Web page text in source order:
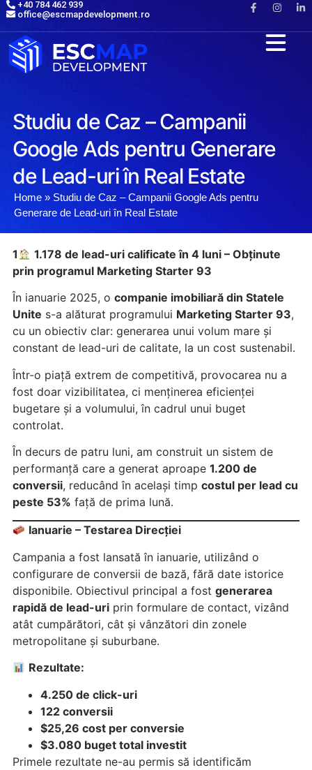
+40 784 462 939
office@escmapdevelopment.ro
Studiu de Caz – Campanii
Google Ads pentru Generare
de Lead-uri în Real Estate
Home» Studiu de Caz – Campanii Google Ads pentru
Generare de Lead-uri în Real Estate
1
1.178 de lead-uri calificate în 4 luni – Obținute
prin programul Marketing Starter 93
În ianuarie 2025, o companie imobiliară din Statele
Unite s-a alăturat programului Marketing Starter 93,
cu un obiectiv clar: generarea unui volum mare și
constant de lead-uri de calitate, la un cost sustenabil.
Într-o piață extrem de competitivă, provocarea nu a
fost doar vizibilitatea, ci menținerea eficienței
bugetare și a volumului, în cadrul unui buget
controlat.
În decurs de patru luni, am construit un sistem de
performanță care a generat aproape 1.200 de
conversii, reducând în același timp costul per lead cu
peste 53% față de prima lună.
Ianuarie – Testarea Direcției
Campania a fost lansată în ianuarie, utilizând o
configurare de conversii de bază, fără date istorice
disponibile. Obiectivul principal a fost generarea
rapidă de lead-uriprin formulare de contact, vizând
atât cumpărători, cât și vânzători din zonele
metropolitane și suburbane.
Rezultate:
4.250 de click-uri
122 conversii
$25,26 cost per conversie
$3.080 buget total investit
Primele rezultate ne-au permis să identificăm